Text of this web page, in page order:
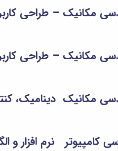
مکانیک – طراحی
مکانیک – طراحی
مکانیک دینامیک،
کامپیوتر نرم افزار و